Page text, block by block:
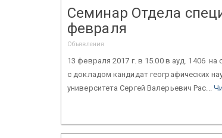
Семинар Отдела
февраля
Объявления
13 февраля 2017 г. в 15.00 в ауд. 1406
с докладом кандидат географических
университета Сергей Валерьевич Рас...